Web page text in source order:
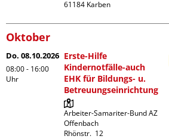
Oktober
Do. 08.10.2026
08:00 - 16:00
Uhr
Erste-Hilfe
Kindernotfälle-auch
EHK für Bildungs- u.
Betreuungseinrichtung
Arbeiter-Samariter-Bund AZ
Offenbach
Rhönstr.  12